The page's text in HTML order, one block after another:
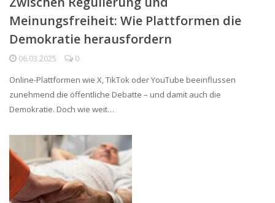
Meinungsfreiheit: Wie Plattformen die
Demokratie herausfordern
06.03.2025 0
Online-Plattformen wie X, TikTok oder YouTube beeinflussen
zunehmend die öffentliche Debatte – und damit auch die
Demokratie. Doch wie weit…